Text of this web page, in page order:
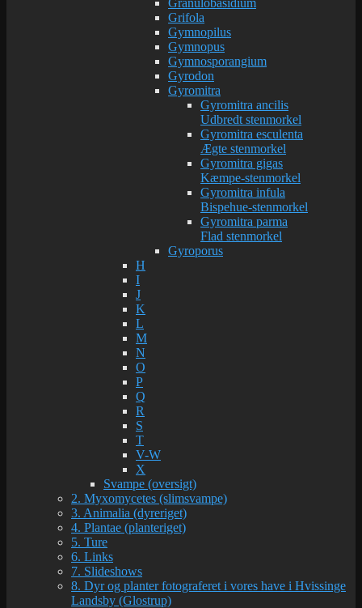
Grifola
Gymnopilus
Gymnopus
Gymnosporangium
Gyrodon
Gyromitra
Gyromitra ancilis
Udbredt stenmorkel
Gyromitra esculenta
Ægte stenmorkel
Gyromitra gigas
Kæmpe-stenmorkel
Gyromitra infula
Bispehue-stenmorkel
Gyromitra parma
Flad stenmorkel
Gyroporus
H
I
J
K
L
M
N
O
P
Q
R
S
T
V-W
X
Svampe (oversigt)
2. Myxomycetes (slimsvampe)
3. Animalia (dyreriget)
4. Plantae (planteriget)
5. Ture
6. Links
7. Slideshows
8. Dyr og planter fotograferet i vores have i Hvissinge
Landsby (Glostrup)